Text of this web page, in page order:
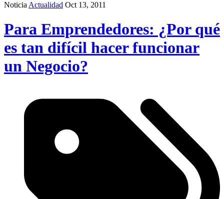
Noticia Actualidad Oct 13, 2011
Para Emprendedores: ¿Por qué
es tan difícil hacer funcionar
un Negocio?